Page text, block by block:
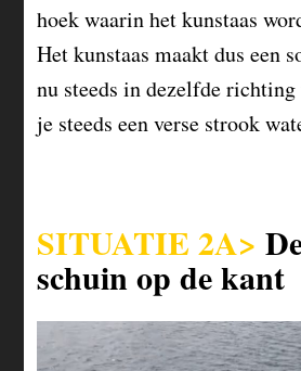
hoek waarin het kunstaas
Het kunstaas maakt dus een
nu steeds in dezelfde richting
je steeds een verse strook
SITUATIE 2A>
schuin op de kant